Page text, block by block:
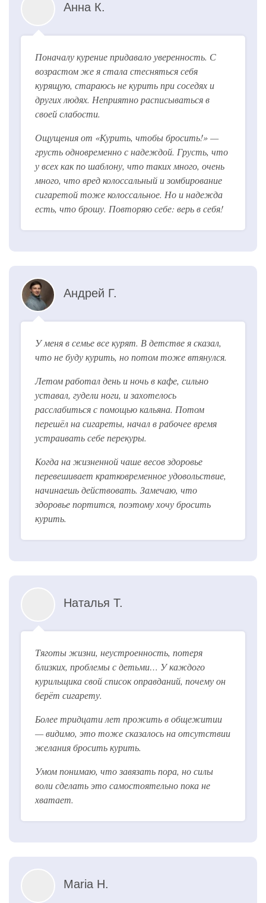
Анна К.
Поначалу курение придавало уверенность. С
возрастом же я стала стесняться себя
курящую, стараюсь не курить при соседях и
других людях. Неприятно расписываться в
своей слабости.
Ощущения от «Курить, чтобы бросить!» —
грусть одновременно с надеждой. Грусть, что
у всех как по шаблону, что таких много, очень
много, что вред колоссальный и зомбирование
сигаретой тоже колоссальное. Но и надежда
есть, что брошу. Повторяю себе: верь в себя!
Андрей Г.
У меня в семье все курят. В детстве я сказал,
что не буду курить, но потом тоже втянулся.
Летом работал день и ночь в кафе, сильно
уставал, гудели ноги, и захотелось
расслабиться с помощью кальяна. Потом
перешёл на сигареты, начал в рабочее время
устраивать себе перекуры.
Когда на жизненной чаше весов здоровье
перевешивает кратковременное удовольствие,
начинаешь действовать. Замечаю, что
здоровье портится, поэтому хочу бросить
курить.
Наталья Т.
Тяготы жизни, неустроенность, потеря
близких, проблемы с детьми… У каждого
курильщика свой список оправданий, почему он
берёт сигарету.
Более тридцати лет прожить в общежитии
— видимо, это тоже сказалось на отсутствии
желания бросить курить.
Умом понимаю, что завязать пора, но силы
воли сделать это самостоятельно пока не
хватает.
Maria H.